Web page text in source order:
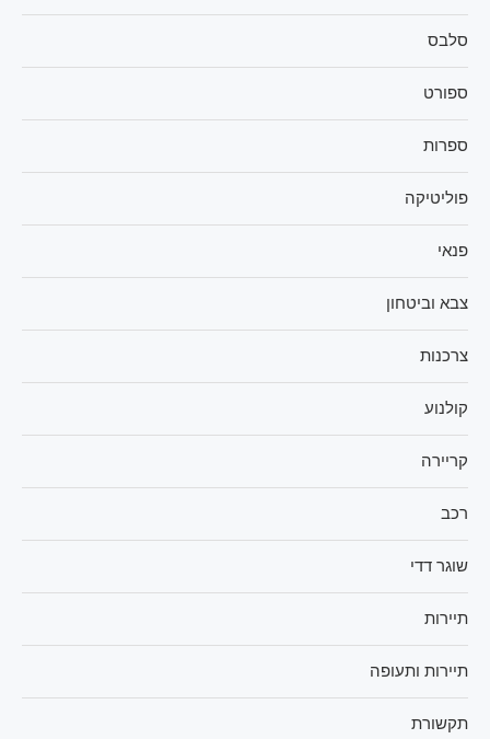
סלבס
ספורט
ספרות
פוליטיקה
פנאי
צבא וביטחון
צרכנות
קולנוע
קריירה
רכב
שוגר דדי
תיירות
תיירות ותעופה
תקשורת